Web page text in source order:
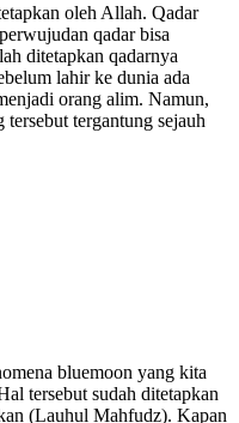
oleh Allah. Qadar
qadar bisa
ditetapkan qadarnya
lahir ke dunia ada
orang alim. Namun,
tersebut tergantung sejauh
bluemoon yang kita
tersebut sudah ditetapkan
(Lauhul Mahfudz). Kapan